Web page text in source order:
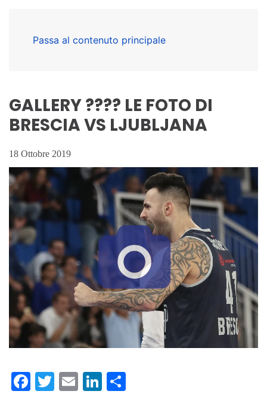
Passa al contenuto principale
GALLERY ???? LE FOTO DI
BRESCIA VS LJUBLJANA
18 Ottobre 2019
Facebook
Twitter
EmailLinkedIn